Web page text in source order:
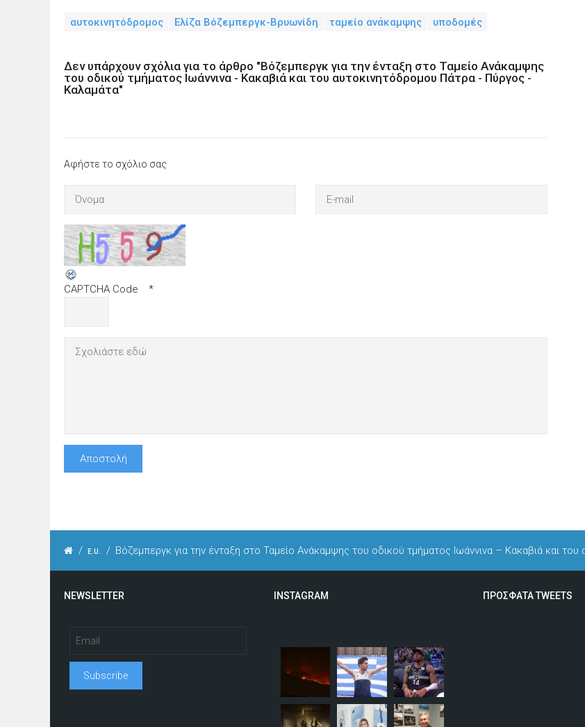
αυτοκινητόδρομος Ελίζα Βόζεμπεργκ-Βρυωνίδη ταμείο ανάκαμψης υποδομές
Δεν υπάρχουν σχόλια για το άρθρο "Βόζεμπεργκ για την ένταξη στο Ταμείο Ανάκαμψης
του οδικού τμήματος Ιωάννινα - Κακαβιά και του αυτοκινητόδρομου Πάτρα - Πύργος -
Καλαμάτα"
Αφήστε το σχόλιο σας
CAPTCHA Code *
/ E.U. / Βόζεμπεργκ για την ένταξη στο Ταμείο Ανάκαμψης του οδικού τμήματος Ιωάννινα – Κακαβιά και
NEWSLETTER INSTAGRAM ΠΡΟΣΦΑΤΑ TWEETS